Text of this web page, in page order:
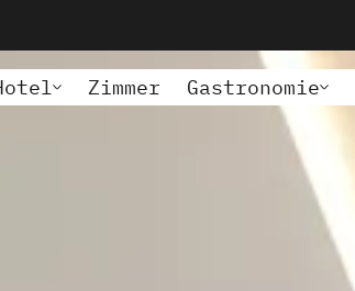
Zimmer Gastronomie